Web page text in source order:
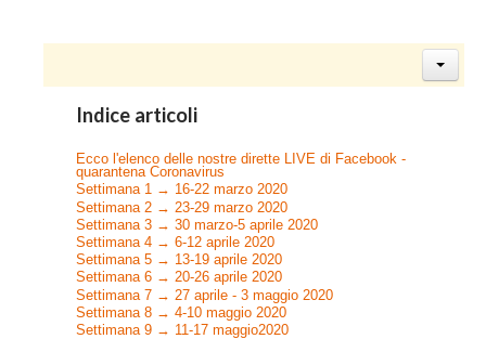
Indice articoli
Ecco l'elenco delle nostre dirette LIVE di Facebook -
quarantena Coronavirus
Settimana 1 → 16-22 marzo 2020
Settimana 2 → 23-29 marzo 2020
Settimana 3 → 30 marzo-5 aprile 2020
Settimana 4 → 6-12 aprile 2020
Settimana 5 → 13-19 aprile 2020
Settimana 6 → 20-26 aprile 2020
Settimana 7 → 27 aprile - 3 maggio 2020
Settimana 8 → 4-10 maggio 2020
Settimana 9 → 11-17 maggio2020